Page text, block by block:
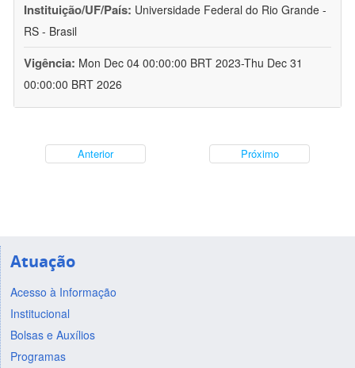
Instituição/UF/País: Universidade Federal do Rio Grande -
RS - Brasil
Vigência: Mon Dec 04 00:00:00 BRT 2023-Thu Dec 31
00:00:00 BRT 2026
Anterior Próximo
Atuação
Acesso à Informação
Institucional
Bolsas e Auxílios
Programas